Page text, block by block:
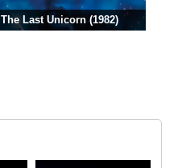
The Last Unicorn (1982)